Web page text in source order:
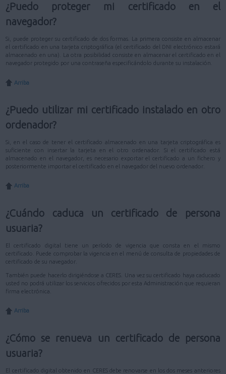
¿Puedo proteger mi certificado en el
navegador?
Si, puede proteger su certificado de dos formas. La primera consiste en almacenar
el certificado en una tarjeta criptográfica (el certificado del DNI electrónico estará
almacenado en una). La otra posibilidad consiste en almacenar el certificado en el
navegador protegido por una contraseña especificándolo durante su instalación.
Arriba
¿Puedo utilizar mi certificado instalado en otro
ordenador?
Si, en el caso de tener el certificado almacenado en una tarjeta criptográfica es
suficiente con insertar la tarjeta en el otro ordenador. Si el certificado está
almacenado en el navegador, es necesario exportar el certificado a un fichero y
posteriormente importar el certificado en el navegador del nuevo ordenador.
Arriba
¿Cuándo caduca un certificado de persona
usuaria?
El certificado digital tiene un período de vigencia que consta en el mismo
certificado. Puede comprobar la vigencia en el menú de consulta de propiedades de
certificado de su navegador.
También puede hacerlo dirigiéndose a CERES. Una vez su certificado haya caducado
usted no podrá utilizar los servicios ofrecidos por esta Administración que requieran
firma electrónica.
Arriba
¿Cómo se renueva un certificado de persona
usuaria?
El certificado digital obtenido en CERES debe renovarse en los dos meses anteriores